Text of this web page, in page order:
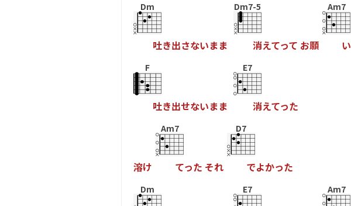
Dm
吐き出さないまま
Dm7-5
消えてって お願
Am7
い
F
吐き出せないまま
E7
消えてった
溶け
Am7
てった それ
D7
でよかった
Dm E7 Am7